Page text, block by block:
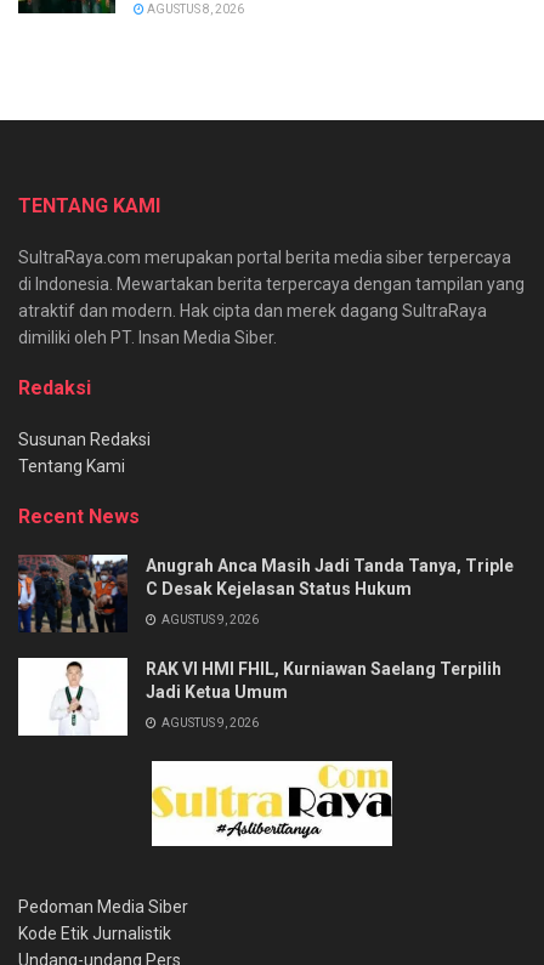
AGUSTUS 8, 2026
TENTANG KAMI
SultraRaya.com merupakan portal berita media siber terpercaya
di Indonesia. Mewartakan berita terpercaya dengan tampilan yang
atraktif dan modern. Hak cipta dan merek dagang SultraRaya
dimiliki oleh PT. Insan Media Siber.
Redaksi
Susunan Redaksi
Tentang Kami
Recent News
Anugrah Anca Masih Jadi Tanda Tanya, Triple
C Desak Kejelasan Status Hukum
AGUSTUS 9, 2026
RAK VI HMI FHIL, Kurniawan Saelang Terpilih
Jadi Ketua Umum
AGUSTUS 9, 2026
Pedoman Media Siber
Kode Etik Jurnalistik
Undang-undang Pers